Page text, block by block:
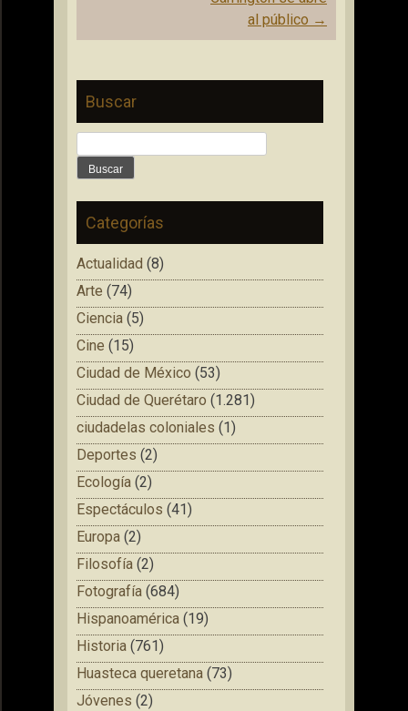
al público →
Buscar
Categorías
Actualidad (8)
Arte (74)
Ciencia (5)
Cine (15)
Ciudad de México (53)
Ciudad de Querétaro (1.281)
ciudadelas coloniales (1)
Deportes (2)
Ecología (2)
Espectáculos (41)
Europa (2)
Filosofía (2)
Fotografía (684)
Hispanoamérica (19)
Historia (761)
Huasteca queretana (73)
Jóvenes (2)